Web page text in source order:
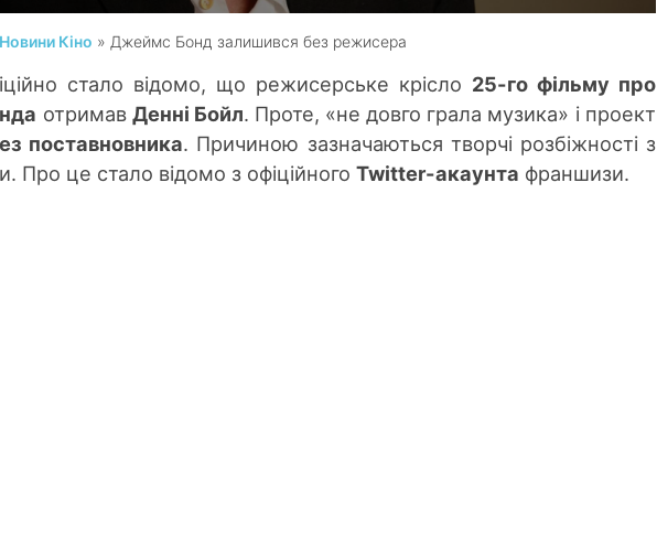
Кіно » Джеймс Бонд залишився без режисера
стало відомо, що режисерське крісло 25-го фільму про
отримав Денні Бойл. Проте, «не довго грала музика» і проект
поставновника. Причиною зазначаються творчі розбіжності з
Про це стало відомо з офіційногоTwitter-акаунта франшизи.